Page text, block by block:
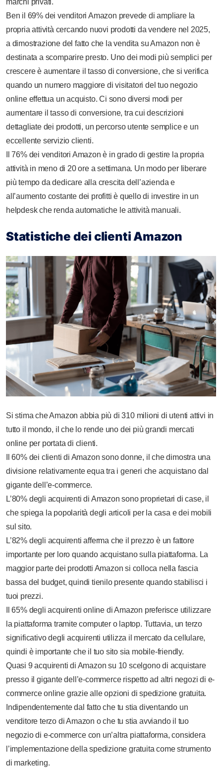
marchi privati.
Ben il 69% dei venditori Amazon prevede di ampliare la
propria attività cercando nuovi prodotti da vendere nel 2025,
a dimostrazione del fatto che la vendita su Amazon non è
destinata a scomparire presto. Uno dei modi più semplici per
crescere è aumentare il tasso di conversione, che si verifica
quando un numero maggiore di visitatori del tuo negozio
online effettua un acquisto. Ci sono diversi modi per
aumentare il tasso di conversione, tra cui descrizioni
dettagliate dei prodotti, un percorso utente semplice e un
eccellente servizio clienti.
Il 76% dei venditori Amazon è in grado di gestire la propria
attività in meno di 20 ore a settimana. Un modo per liberare
più tempo da dedicare alla crescita dell’azienda e
all’aumento costante dei profitti è quello di investire in un
helpdesk che renda automatiche le attività manuali.
Statistiche dei clienti Amazon
Si stima che Amazon abbia più di 310 milioni di utenti attivi in
tutto il mondo, il che lo rende uno dei più grandi mercati
online per portata di clienti.
Il 60% dei clienti di Amazon sono donne, il che dimostra una
divisione relativamente equa tra i generi che acquistano dal
gigante dell’e-commerce.
L’80% degli acquirenti di Amazon sono proprietari di case, il
che spiega la popolarità degli articoli per la casa e dei mobili
sul sito.
L’82% degli acquirenti afferma che il prezzo è un fattore
importante per loro quando acquistano sulla piattaforma. La
maggior parte dei prodotti Amazon si colloca nella fascia
bassa del budget, quindi tienilo presente quando stabilisci i
tuoi prezzi.
Il 65% degli acquirenti online di Amazon preferisce utilizzare
la piattaforma tramite computer o laptop. Tuttavia, un terzo
significativo degli acquirenti utilizza il mercato da cellulare,
quindi è importante che il tuo sito sia mobile-friendly.
Quasi 9 acquirenti di Amazon su 10 scelgono di acquistare
presso il gigante dell’e-commerce rispetto ad altri negozi di e-
commerce online grazie alle opzioni di spedizione gratuita.
Indipendentemente dal fatto che tu stia diventando un
venditore terzo di Amazon o che tu stia avviando il tuo
negozio di e-commerce con un’altra piattaforma, considera
l’implementazione della spedizione gratuita come strumento
di marketing.